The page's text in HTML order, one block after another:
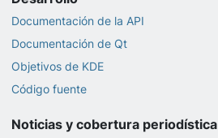
Documentación de la API
Documentación de Qt
Objetivos de KDE
Código fuente
Noticias y cobertura periodística